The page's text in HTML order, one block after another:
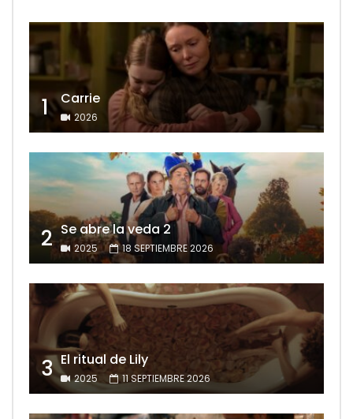
1 Carrie
2026
2 Se abre la veda 2
2025 18 SEPTIEMBRE 2026
3 El ritual de Lily
2025 11 SEPTIEMBRE 2026